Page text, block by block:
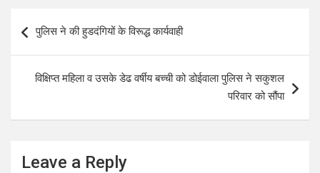
navigation
पुलिस ने की हुडदंगियों के विरूद्ध कार्यवाही
विक्षिप्त महिला व उसके डेढ वर्षीय बच्ची को डोईवाला पुलिस ने सकुशल
परिवार को सौंपा
Leave a Reply